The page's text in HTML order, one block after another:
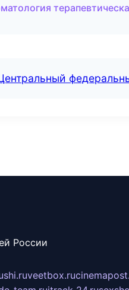
России
veetbox.ru